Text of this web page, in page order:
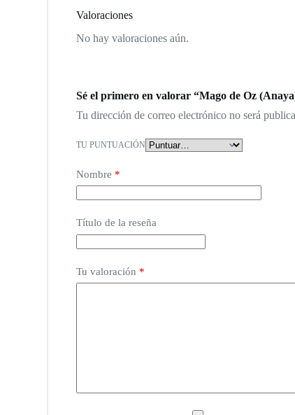
Valoraciones
No hay valoraciones aún.
Sé el primero en valorar “Mago de Oz
Tu dirección de correo electrónico no será
TU PUNTUACIÓN
Nombre *
Título de la reseña
Tu valoración *